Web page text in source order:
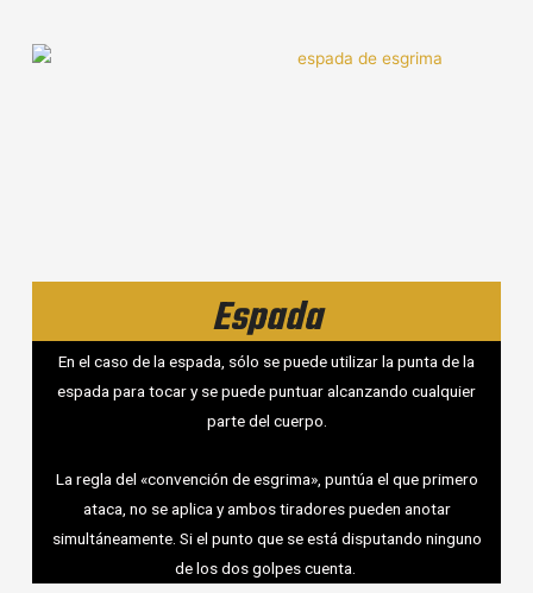
Espada
En el caso de la espada, sólo se puede utilizar la punta de la
espada para tocar y se puede puntuar alcanzando cualquier
parte del cuerpo.
La regla del «convención de esgrima», puntúa el que primero
ataca, no se aplica y ambos tiradores pueden anotar
simultáneamente. Si el punto que se está disputando ninguno
de los dos golpes cuenta.